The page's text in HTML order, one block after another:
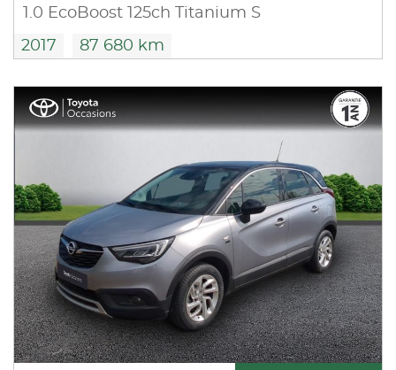
1.0 EcoBoost 125ch Titanium S
2017 87 680 km